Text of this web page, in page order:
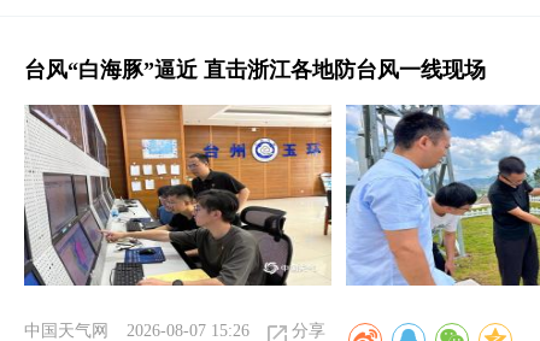
台风“白海豚”逼近 直击浙江各地防台风一线现场
中国天气网 2026-08-07 15:26 分享